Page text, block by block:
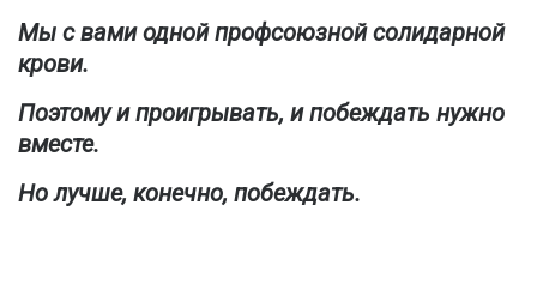
Мы с вами одной профсоюзной солидарной
крови.
Поэтому и проигрывать, и побеждать нужно
вместе.
Но лучше, конечно, побеждать.